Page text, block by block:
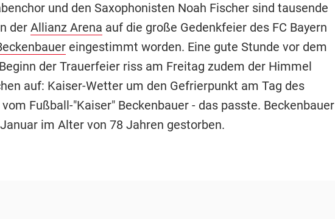
und den Saxophonisten Noah Fischer sind tausende
der Allianz Arena auf die große Gedenkfeier des FC Bayern
eingestimmt worden. Eine gute Stunde vor dem
der Trauerfeier riss am Freitag zudem der Himmel
auf: Kaiser-Wetter um den Gefrierpunkt am Tag des
Fußball-"Kaiser" Beckenbauer - das passte. Beckenbauer
im Alter von 78 Jahren gestorben.